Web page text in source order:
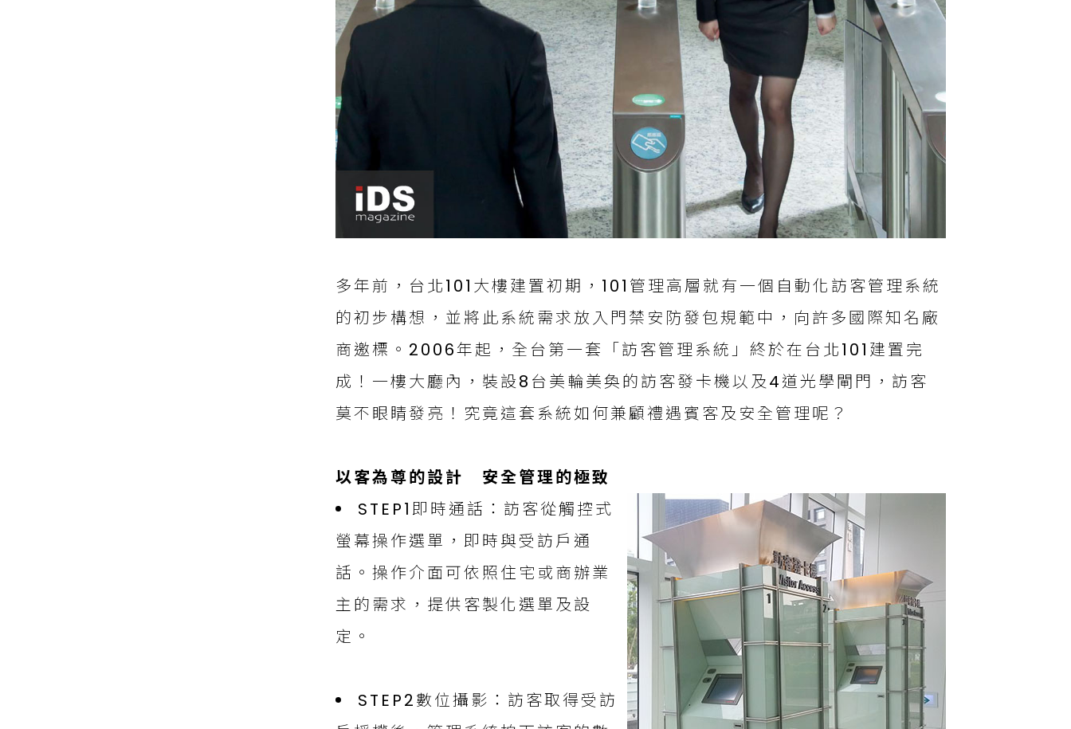
多年前，台北101大樓建置初期，101管理高層就有一個自動化訪客管理系統
的初步構想，並將此系統需求放入門禁安防發包規範中，向許多國際知名廠
商邀標。2006年起，全台第一套「訪客管理系統」終於在台北101建置完
成！一樓大廳內，裝設8台美輪美奐的訪客發卡機以及4道光學閘門，訪客
莫不眼睛發亮！究竟這套系統如何兼顧禮遇賓客及安全管理呢？
以客為尊的設計 安全管理的極致
STEP1即時通話：訪客從觸控式
螢幕操作選單，即時與受訪戶通
話。操作介面可依照住宅或商辦業
主的需求，提供客製化選單及設
定。
STEP2數位攝影：訪客取得受訪